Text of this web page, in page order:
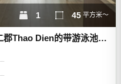
Thao Dien的带游泳池和
1 45 平方米～